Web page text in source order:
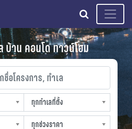
search
บ้าน คอนโด ทาวน์โฮม
รงการ, ทำเล
ทุกทำเลที่ตั้ง
slocation
ทุกช่วงราคา